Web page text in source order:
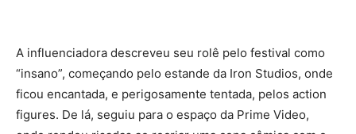
A influenciadora descreveu seu rolê pelo festival como
“insano”, começando pelo estande da Iron Studios, onde
ficou encantada, e perigosamente tentada, pelos action
figures. De lá, seguiu para o espaço da Prime Video,